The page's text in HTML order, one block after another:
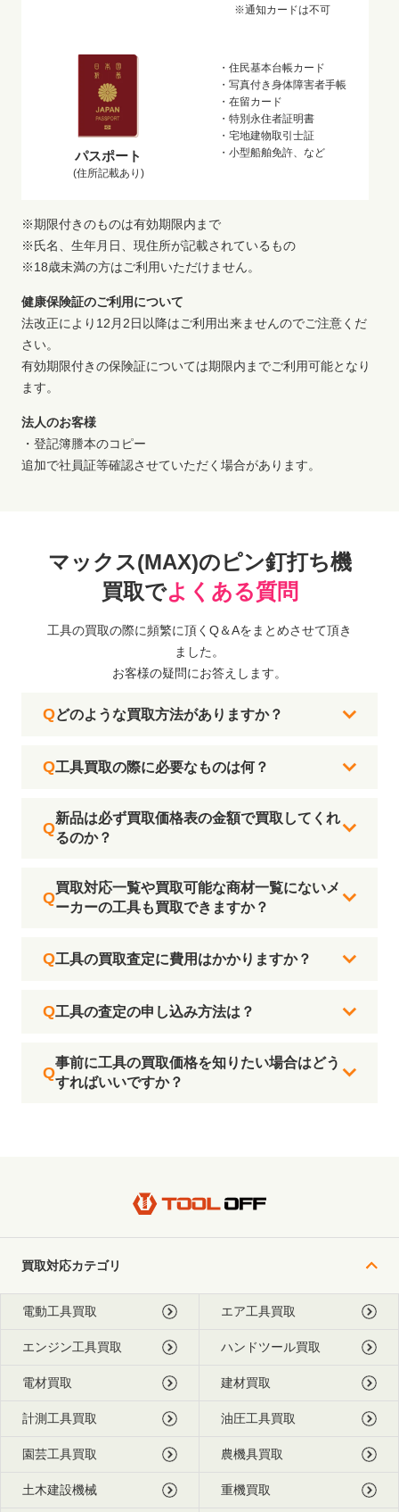
※通知カードは不可
パスポート
(住所記載あり)
・住民基本台帳カード
・写真付き身体障害者手帳
・在留カード
・特別永住者証明書
・宅地建物取引士証
・小型船舶免許、など
※期限付きのものは有効期限内まで
※氏名、生年月日、現住所が記載されているもの
※18歳未満の方はご利用いただけません。
健康保険証のご利用について
法改正により12月2日以降はご利用出来ませんのでご注意くだ
さい。
有効期限付きの保険証については期限内までご利用可能となり
ます。
法人のお客様
・登記簿謄本のコピー
追加で社員証等確認させていただく場合があります。
マックス(MAX)のピン釘打ち機
買取でよくある質問
工具の買取の際に頻繁に頂くQ＆Aをまとめさせて頂き
ました。
お客様の疑問にお答えします。
どのような買取方法がありますか？
工具買取の際に必要なものは何？
新品は必ず買取価格表の金額で買取してくれ
るのか？
買取対応一覧や買取可能な商材一覧にないメ
ーカーの工具も買取できますか？
工具の買取査定に費用はかかりますか？
工具の査定の申し込み方法は？
事前に工具の買取価格を知りたい場合はどう
すればいいですか？
買取対応カテゴリ
電動工具買取 エア工具買取
エンジン工具買取 ハンドツール買取
電材買取 建材買取
計測工具買取 油圧工具買取
園芸工具買取 農機具買取
土木建設機械 重機買取